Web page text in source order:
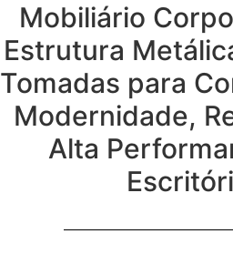
Mobiliário
Estrutura
Tomadas para
Modernidade,
Alta